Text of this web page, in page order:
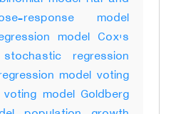
response model
model Cox's
regression
model voting
model Goldberg